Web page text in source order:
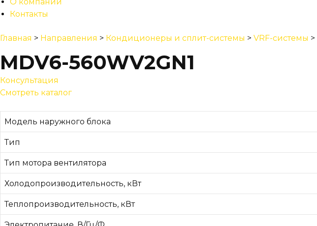
Контакты
Главная > Направления > Кондиционеры и сплит-системы > VRF-системы >
MDV6-560WV2GN1
Консультация
Смотреть каталог
Модель наружного блока
Тип
Тип мотора вентилятора
Холодопроизводительность, кВт
Теплопроизводительность, кВт